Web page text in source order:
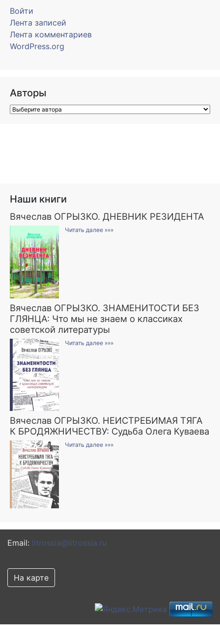
Войти
Лента записей
Лента комментариев
WordPress.org
Авторы
Наши книги
Вячеслав ОГРЫЗКО. ДНЕВНИК РЕЗИДЕНТА
Читать далее »»»
Вячеслав ОГРЫЗКО. ЗНАМЕНИТОСТИ БЕЗ
ГЛЯНЦА: Что мы не знаем о классиках
советской литературы
Читать далее »»»
Вячеслав ОГРЫЗКО. НЕИСТРЕБИМАЯ ТЯГА
К БРОДЯЖНИЧЕСТВУ: Судьба Олега Куваева
Читать далее »»»
Email: litrossia@litrossia.ru
На карте